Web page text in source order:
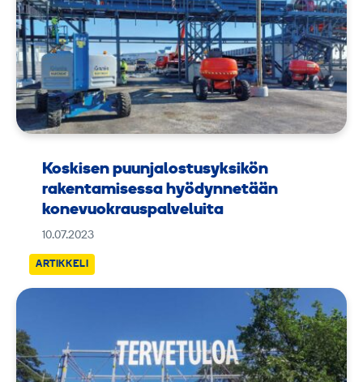
Koskisen puunjalostusyksikön
rakentamisessa hyödynnetään
konevuokrauspalveluita
10.07.2023
ARTIKKELI